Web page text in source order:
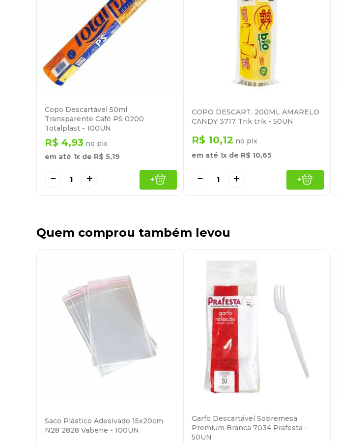
Copo Descartável 50ml
Transparente Café PS 0200
Totalplast - 100UN
R$ 4,93 no pix
em até 1x de R$ 5,19
＋
－ +
COPO DESCART. 200ML AMARELO
CANDY 3717 Trik trik - 50UN
R$ 10,12 no pix
em até 1x de R$ 10,65
＋
－ +
Quem comprou também levou
Saco Plástico Adesivado 15x20cm
N28 2828 Vabene - 100UN
Garfo Descartável Sobremesa
Premium Branca 7034 Prafesta -
50UN